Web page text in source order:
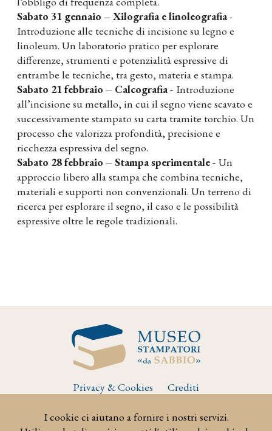
Sabato 31 gennaio – Xilografia e linoleografia-
Introduzione alle tecniche di incisione su legno e
linoleum. Un laboratorio pratico per esplorare
differenze, strumenti e potenzialità espressive di
entrambe le tecniche, tra gesto, materia e stampa.
Sabato 21 febbraio – Calcografia - Introduzione
all’incisione su metallo, in cui il segno viene scavato e
successivamente stampato su carta tramite torchio. Un
processo che valorizza profondità, precisione e
ricchezza espressiva del segno.
Sabato 28 febbraio – Stampa sperimentale - Un
approccio libero alla stampa che combina tecniche,
materiali e supporti non convenzionali. Un terreno di
ricerca per esplorare il segno, il caso e le possibilità
espressive oltre le regole tradizionali.
Privacy & Cookies Crediti
I cookie ci aiutano a fornire i nostri servizi.